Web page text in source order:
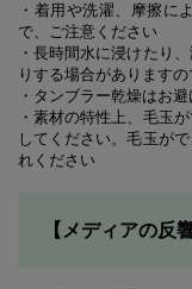
・着用や洗濯、摩擦に
で、ご注意ください
・長時間水に浸けたり
りする場合があります
・タンブラー乾燥はお
・素材の特性上、毛玉
してください。毛玉が
れください
【メディアの反